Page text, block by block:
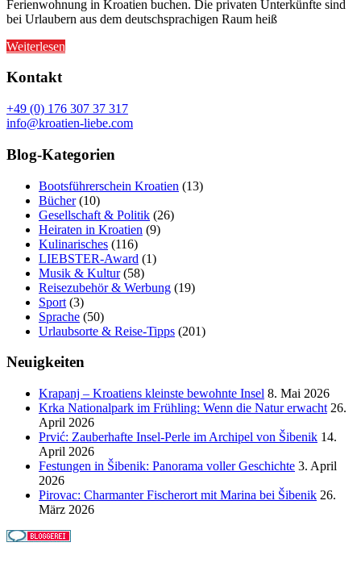
Ferienwohnung in Kroatien buchen. Die privaten Unterkünfte sind
bei Urlaubern aus dem deutschsprachigen Raum heiß
Weiterlesen
Kontakt
+49 (0) 176 307 37 317
info@kroatien-liebe.com
Blog-Kategorien
Bootsführerschein Kroatien (13)
Bücher(10)
Gesellschaft & Politik (26)
Heiraten in Kroatien (9)
Kulinarisches (116)
LIEBSTER-Award (1)
Musik & Kultur(58)
Reisezubehör & Werbung (19)
Sport (3)
Sprache (50)
Urlaubsorte & Reise-Tipps (201)
Neuigkeiten
Krapanj – Kroatiens kleinste bewohnte Insel 8. Mai 2026
Krka Nationalpark im Frühling: Wenn die Natur erwacht 26.
April 2026
Prvić: Zauberhafte Insel-Perle im Archipel von Šibenik 14.
April 2026
Festungen in Šibenik: Panorama voller Geschichte 3. April
2026
Pirovac: Charmanter Fischerort mit Marina bei Šibenik 26.
März 2026